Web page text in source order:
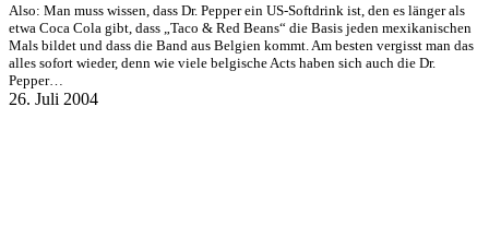
Also: Man muss wissen, dass Dr. Pepper ein US-Softdrink ist, den es länger als
etwa Coca Cola gibt, dass „Taco & Red Beans“ die Basis jeden mexikanischen
Mals bildet und dass die Band aus Belgien kommt. Am besten vergisst man das
alles sofort wieder, denn wie viele belgische Acts haben sich auch die Dr.
Pepper…
26. Juli 2004